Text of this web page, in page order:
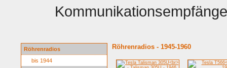
Röhrenradios
bis 1944
Röhrenradios - 1945-1960